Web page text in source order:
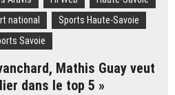
:
national
Sports Haute-Savoie
Savoie
Mathis Guay veut
dans le top 5 »